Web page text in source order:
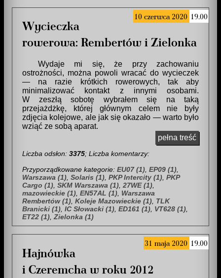
10 czerwca 2020 19.00
Wycieczka
rowerowa: Rembertów i Zielonka
Wydaje mi się, że przy zachowaniu
ostrożności, można powoli wracać do wycieczek
— na razie krótkich rowerowych, tak aby
minimalizować kontakt z innymi osobami.
W zeszłą sobotę wybrałem się na taką
przejażdżkę, której głównym celem nie były
zdjęcia kolejowe, ale jak się okazało — warto było
wziąć ze sobą aparat.
pełna treść
Liczba odsłon: 3375; Liczba komentarzy:
Przyporządkowane kategorie: EU07 (1), EP09 (1),
Warszawa (1), Solaris (1), PKP Intercity (1), PKP
Cargo (1), SKM Warszawa (1), 27WE (1),
mazowieckie (1), EN57AL (1), Warszawa
Rembertów (1), Koleje Mazowieckie (1), TLK
Branicki (1), IC Słowacki (1), ED161 (1), VT628 (1),
ET22 (1),Zielonka (1)
31 maja 2020 19.00
Hajnówka
i Czeremcha w roku 2012